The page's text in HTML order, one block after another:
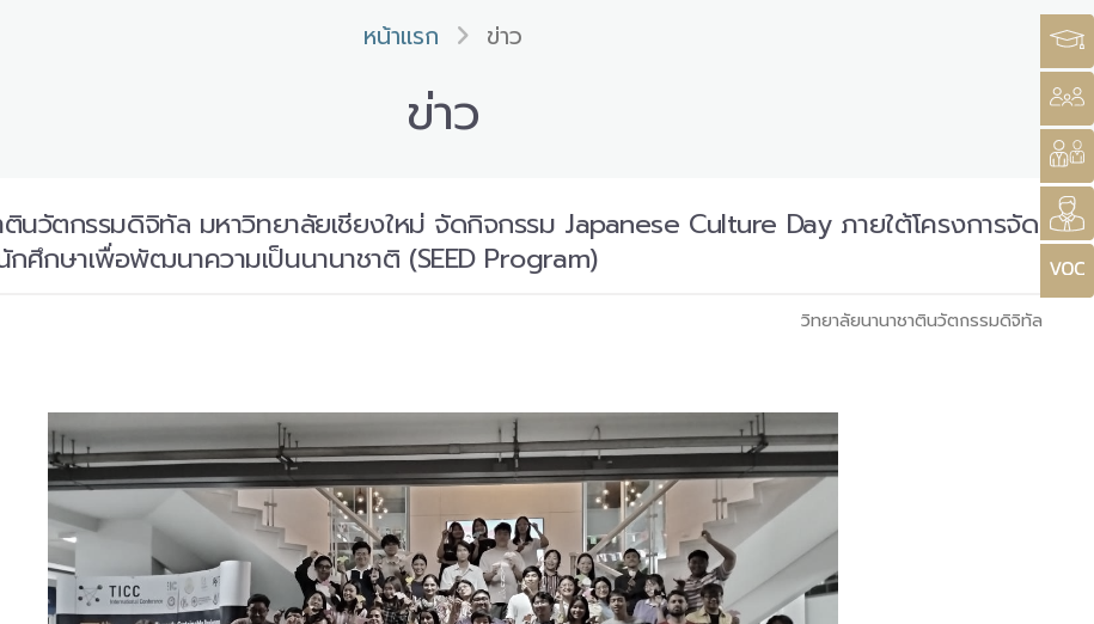
หน้าแรก ข่าว
ข่าว
นวัตกรรมดิจิทัล มหาวิทยาลัยเชียงใหม่ จัดกิจกรรม Japanese Culture Day ภายใต้โครงการจัด
ศึกษาเพื่อพัฒนาความเป็นนานาชาติ (SEED Program)
วิทยาลัยนานาชาตินวัตกรรมดิจิทัล